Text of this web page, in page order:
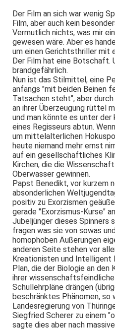
Der Film an sich war wenig
Film, aber auch kein
Vermutlich nichts, was mir
gewesen wäre. Aber es
um einen Gerichtsthriller mit
Der Film hat eine Botschaft.
brandgefährlich.
Nun ist das Stilmittel, eine
anfangs "mit beiden Beinen
Tatsachen steht", aber
an ihrer Überzeugung rüttel
und man könnte es unter
eines Regisseurs abtun.
um mittelalterlichen
heute niemand mehr ernst
auf ein gesellschaftliches
Kirchen, die die
Oberwasser gewinnen.
Papst Benedikt, vor kurzem
absonderlichen
positiv zu Exorzismen
gerade "Exorzismus-Kurse"
Jubeljünger dieses Spinners
fragen was sie von sowas
homophoben Äußerungen
anderen Seite stehen vor
Kreationisten und
Plan, die der Biologie an den
ihrer
Schullehrpläne drängen
beschränktes Phänomen, so
Landesregierung von
Siegfried Scherer zu einem
sagte dies aber nach